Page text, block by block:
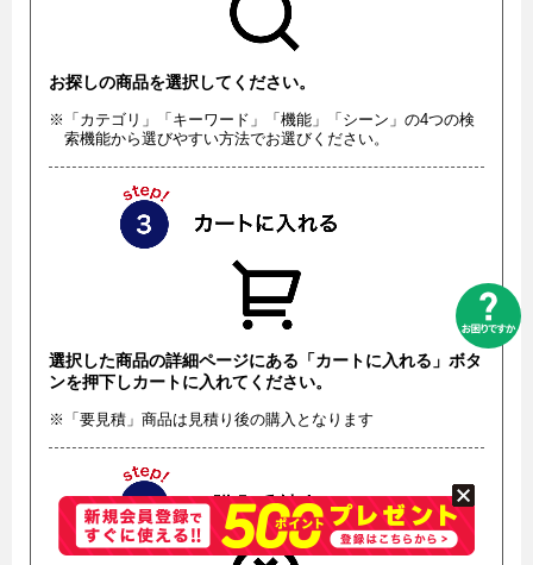
お探しの商品を選択してください。
※「カテゴリ」「キーワード」「機能」「シーン」の4つの検
索機能から選びやすい方法でお選びください。
選択した商品の詳細ページにある「カートに入れる」ボタ
ンを押下しカートに入れてください。
※「要見積」商品は見積り後の購入となります